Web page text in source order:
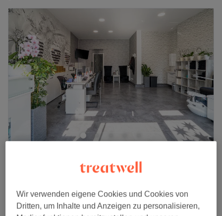
1310 Bewertungen
Weinmeisterstraße, Berlin
Auf Karte anzeigen
30 Min.
Wir verwenden eigene Cookies und Cookies von
Dritten, um Inhalte und Anzeigen zu personalisieren,